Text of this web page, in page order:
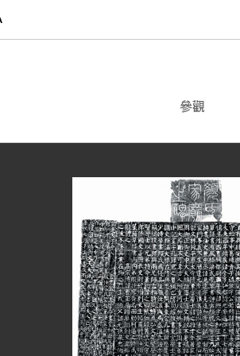
參觀